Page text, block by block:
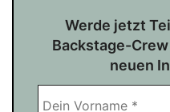
Werde jetzt
Backstage-
neuen